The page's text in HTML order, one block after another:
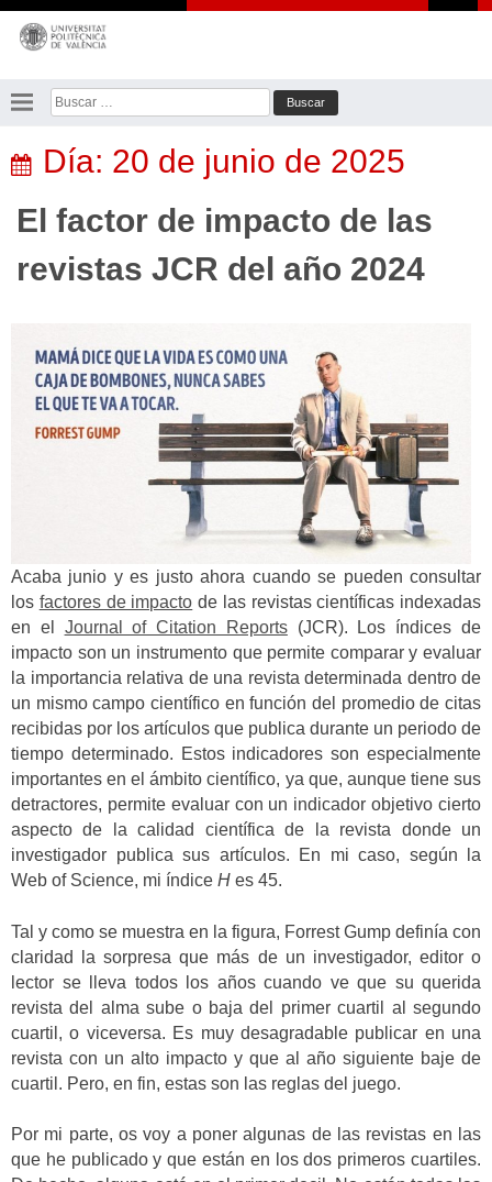
Saltar
contenido
Buscar:
Día: 20 de junio de 2025
El factor de impacto de las
revistas JCR del año 2024
Acaba junio y es justo ahora cuando se pueden consultar
los factores de impacto de las revistas científicas indexadas
en el Journal of Citation Reports(JCR). Los índices de
impacto son un instrumento que permite comparar y evaluar
la importancia relativa de una revista determinada dentro de
un mismo campo científico en función del promedio de citas
recibidas por los artículos que publica durante un periodo de
tiempo determinado. Estos indicadores son especialmente
importantes en el ámbito científico, ya que, aunque tiene sus
detractores, permite evaluar con un indicador objetivo cierto
aspecto de la calidad científica de la revista donde un
investigador publica sus artículos. En mi caso, según la
Web of Science, mi índice H es 45.
Tal y como se muestra en la figura, Forrest Gump definía con
claridad la sorpresa que más de un investigador, editor o
lector se lleva todos los años cuando ve que su querida
revista del alma sube o baja del primer cuartil al segundo
cuartil, o viceversa. Es muy desagradable publicar en una
revista con un alto impacto y que al año siguiente baje de
cuartil. Pero, en fin, estas son las reglas del juego.
Por mi parte, os voy a poner algunas de las revistas en las
que he publicado y que están en los dos primeros cuartiles.